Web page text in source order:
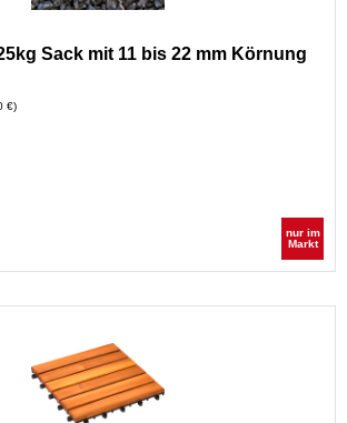
Sack mit 11 bis 22 mm Körnung
€)
nur im
Markt